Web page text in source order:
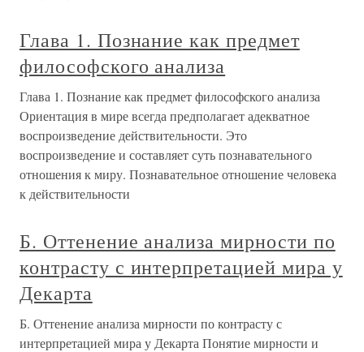
Глава 1. Познание как предмет
философского анализа
Глава 1. Познание как предмет философского анализа
Ориентация в мире всегда предполагает адекватное
воспроизведение действительности. Это
воспроизведение и составляет суть познавательного
отношения к миру. Познавательное отношение человека
к действительности
Б. Оттенение анализа мирности по
контрасту с интерпретацией мира у
Декарта
Б. Оттенение анализа мирности по контрасту с
интерпретацией мира у Декарта Понятие мирности и